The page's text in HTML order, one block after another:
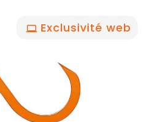
Exclusivité web